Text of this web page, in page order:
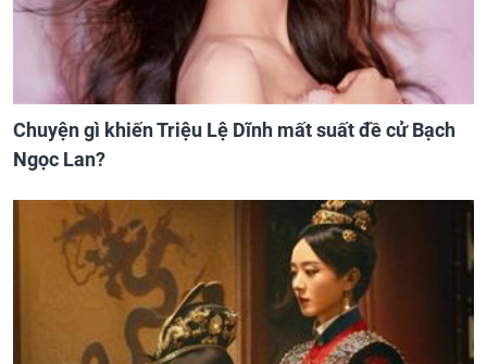
Chuyện gì khiến Triệu Lệ Dĩnh mất suất đề cử Bạch
Ngọc Lan?